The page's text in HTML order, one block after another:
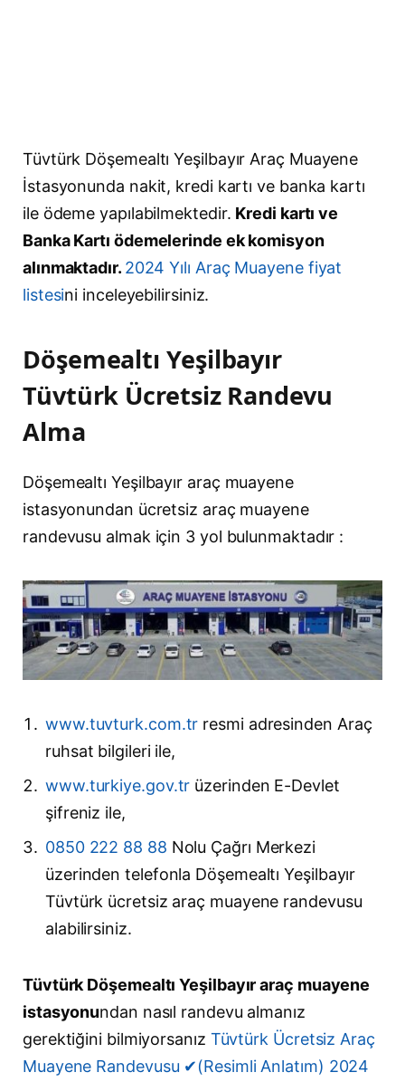
Tüvtürk Döşemealtı Yeşilbayır Araç Muayene
İstasyonunda nakit, kredi kartı ve banka kartı
ile ödeme yapılabilmektedir. Kredi kartı ve
Banka Kartı ödemelerinde ek komisyon
alınmaktadır. 2024 Yılı Araç Muayene fiyat
listesini inceleyebilirsiniz.
Döşemealtı Yeşilbayır
Tüvtürk Ücretsiz Randevu
Alma
Döşemealtı Yeşilbayır araç muayene
istasyonundan ücretsiz araç muayene
randevusu almak için 3 yol bulunmaktadır :
www.tuvturk.com.tr resmi adresinden Araç
ruhsat bilgileri ile,
www.turkiye.gov.tr üzerinden E-Devlet
şifreniz ile,
0850 222 88 88 Nolu Çağrı Merkezi
üzerinden telefonla Döşemealtı Yeşilbayır
Tüvtürk ücretsiz araç muayene randevusu
alabilirsiniz.
Tüvtürk Döşemealtı Yeşilbayır araç muayene
istasyonundan nasıl randevu almanız
gerektiğini bilmiyorsanız Tüvtürk Ücretsiz Araç
Muayene Randevusu ✔(Resimli Anlatım) 2024